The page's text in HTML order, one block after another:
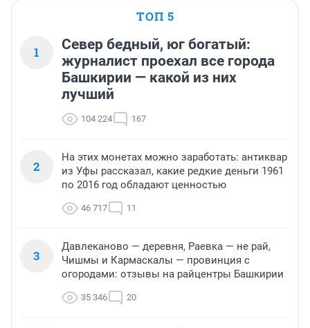
ТОП 5
1
Север бедный, юг богатый:
журналист проехал все города
Башкирии — какой из них
лучший
104 224 167
2
На этих монетах можно заработать: антиквар
из Уфы рассказал, какие редкие деньги 1961
по 2016 год обладают ценностью
46 717 11
3
Давлеканово — деревня, Раевка — не рай,
Чишмы и Кармаскалы — провинция с
огородами: отзывы на райцентры Башкирии
35 346 20